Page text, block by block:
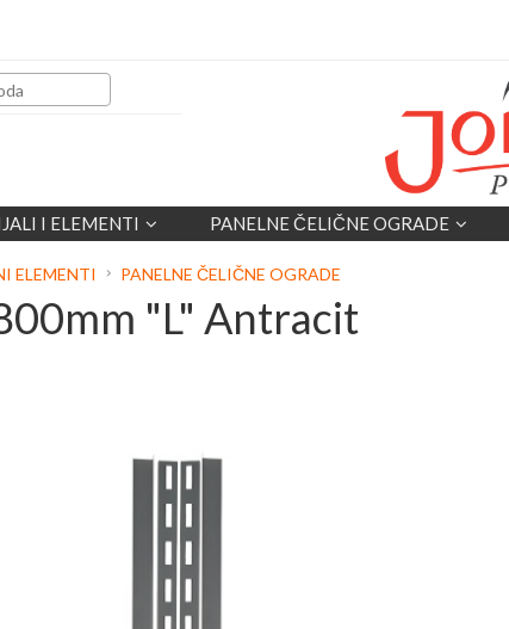
I ELEMENTI PANELNE ČELIČNE OGRADE
ELEMENTI PANELNE ČELIČNE OGRADE
"L" Antracit